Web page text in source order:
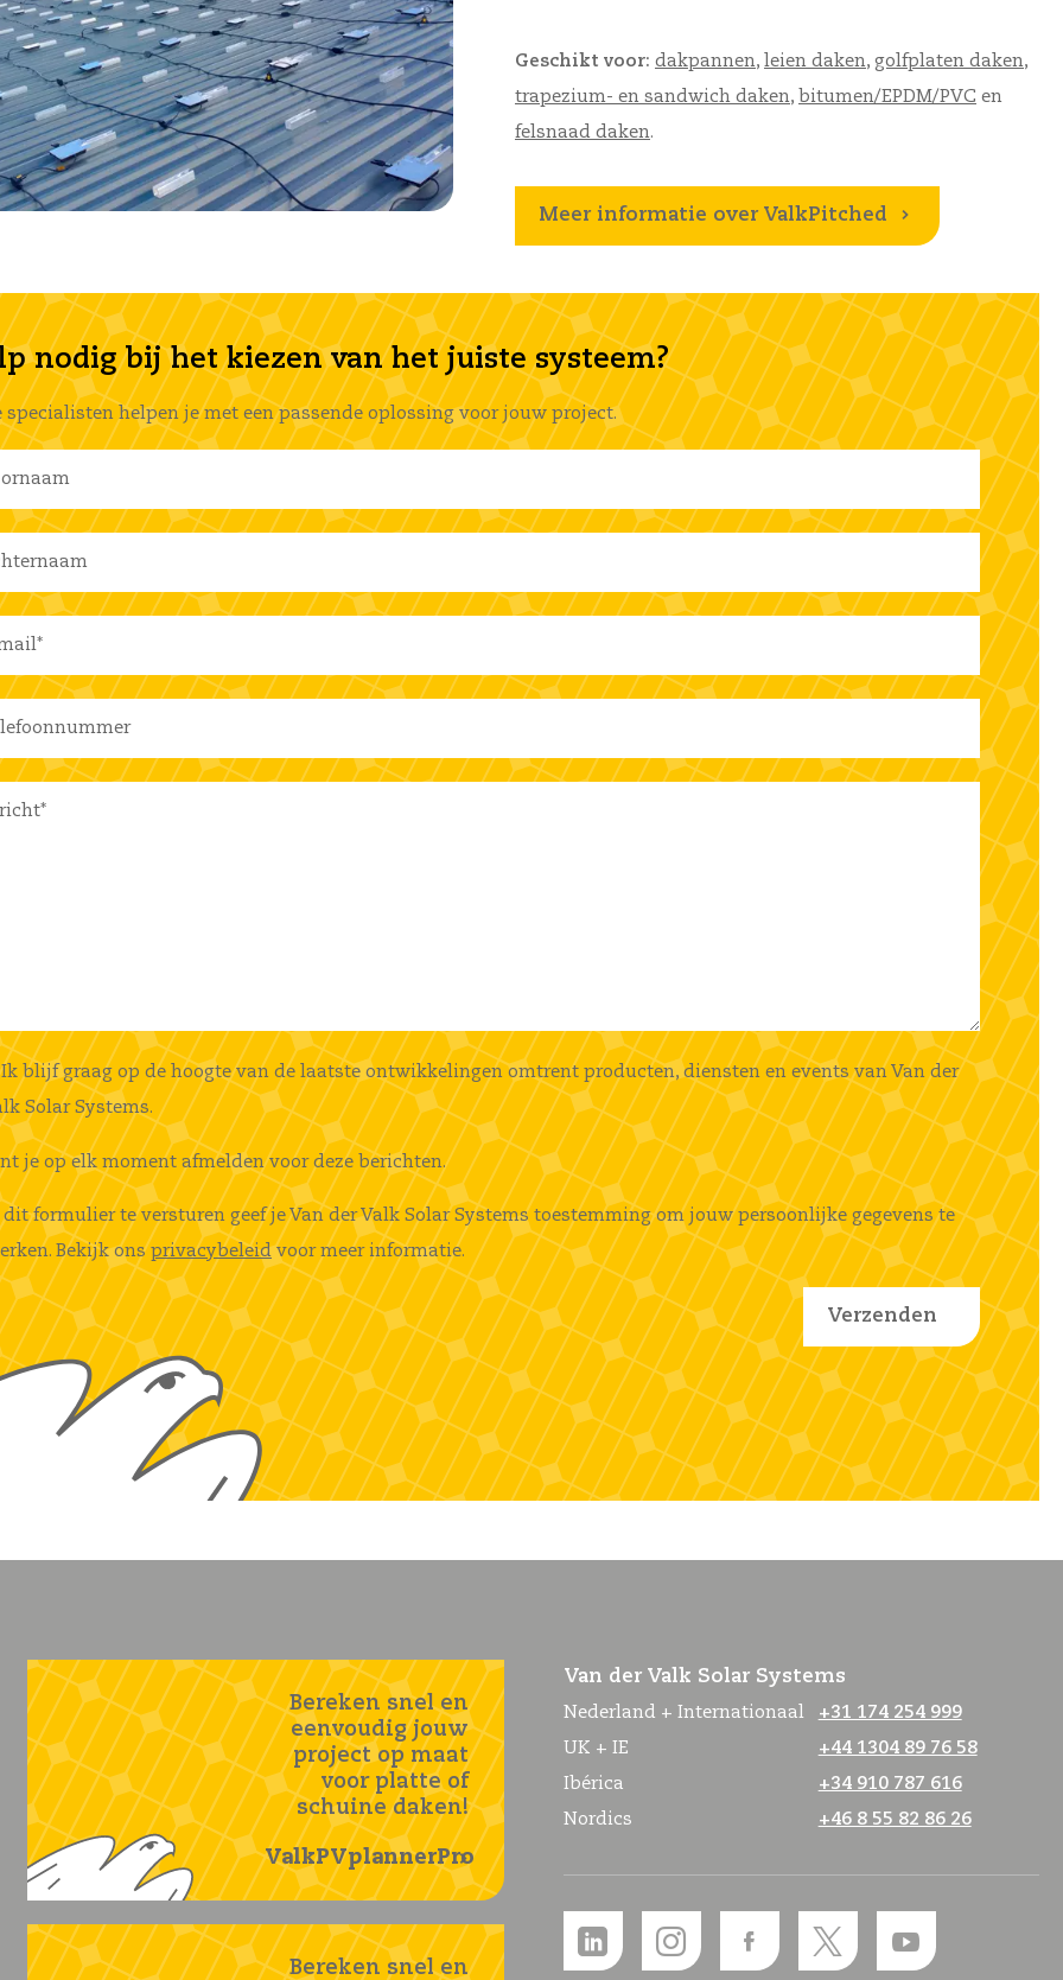
Geschikt voor: dakpannen , leien daken , golfplaten daken ,
trapezium- en sandwich daken , bitumen/EPDM/PVC en
felsnaad daken .
Meer informatie over ValkPitched
nodig bij het kiezen van het juiste systeem?
specialisten helpen je met een passende oplossing voor jouw project.
Ik blijf graag op de hoogte van de laatste ontwikkelingen omtrent producten, diensten en events van Van der
Solar Systems.
je op elk moment afmelden voor deze berichten.
dit formulier te versturen geef je Van der Valk Solar Systems toestemming om jouw persoonlijke gegevens te
Bekijk onsprivacybeleidvoor meer informatie.
Bereken snel en
eenvoudig jouw
project op maat
voor platte of
schuine daken!
ValkPVplannerPro
Bereken snel en
Van der Valk Solar Systems
Nederland + Internationaal
+31 174 254 999
UK + IE
+44 1304 89 76 58
Ibérica
+34 910 787 616
Nordics
+46 8 55 82 86 26